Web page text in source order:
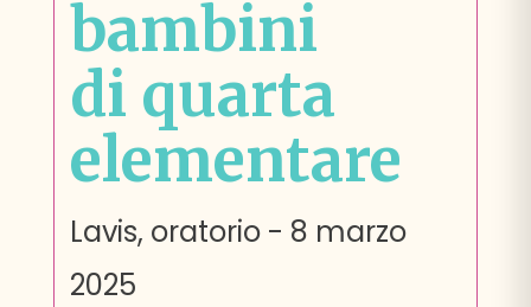
bambini
di quarta
elementare
Lavis, oratorio - 8 marzo
2025